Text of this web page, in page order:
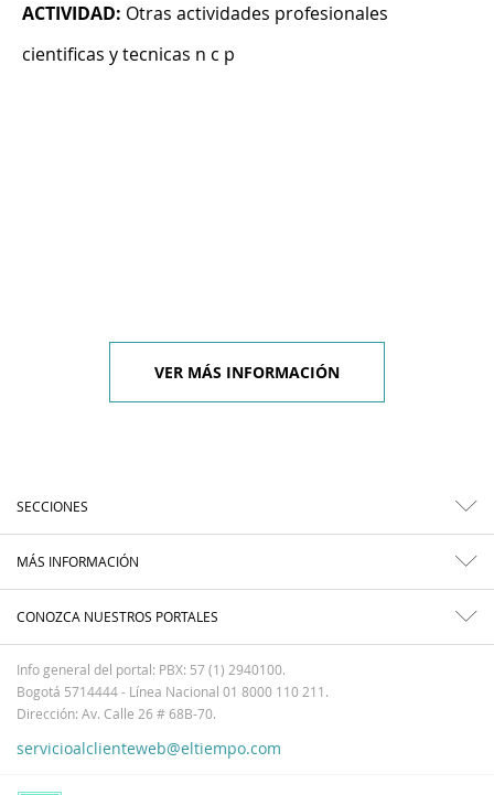
ACTIVIDAD: Otras actividades profesionales
cientificas y tecnicas n c p
VER MÁS INFORMACIÓN
SECCIONES
MÁS INFORMACIÓN
CONOZCA NUESTROS PORTALES
Info general del portal: PBX: 57 (1) 2940100.
Bogotá 5714444 - Línea Nacional 01 8000 110 211.
Dirección: Av. Calle 26 # 68B-70.
servicioalclienteweb@eltiempo.com